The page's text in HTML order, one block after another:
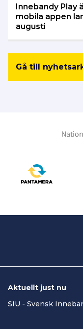
Innebandy Play
mobila appen
augusti
Gå till
Aktuellt just nu
SIU - Svensk